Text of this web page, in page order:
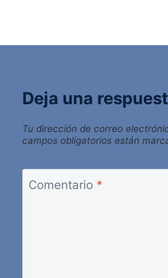
Deja una
Tu dirección de correo
campos obligatorios están
Comentario *